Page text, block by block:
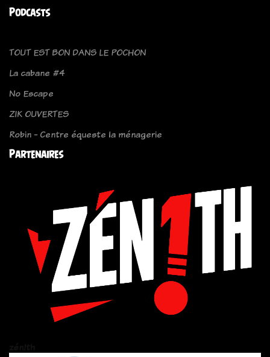
Podcasts
TOUT EST BON DANS LE POCHON
La cabane #4
No Escape
ZIK OUVERTES
Robin - Centre équeste la ménagerie
Partenaires